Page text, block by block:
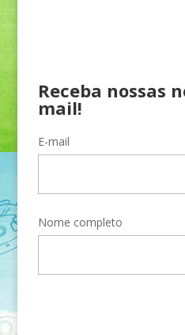
Receba nossas
mail!
E-mail
Nome completo